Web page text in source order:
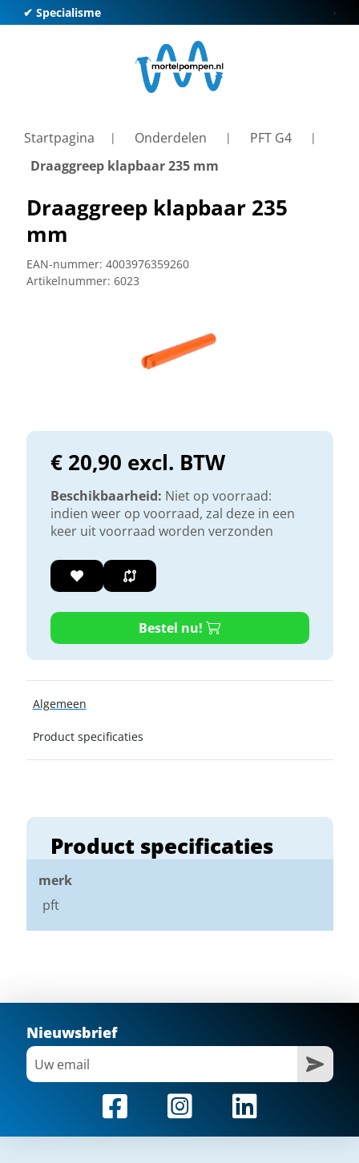
✔ Specialisme ✔
Startpagina Onderdelen
PFT G4
Draaggreep klapbaar 235 mm
Product specificaties
merk
pft
Draaggreep klapbaar 235
mm
EAN-nummer: 4003976359260
Artikelnummer: 6023
€ 20,90 excl. BTW
Beschikbaarheid: Niet op voorraad:
indien weer op voorraad, zal deze in een
keer uit voorraad worden verzonden
Bestel nu!
Algemeen
Product specificaties
Nieuwsbrief